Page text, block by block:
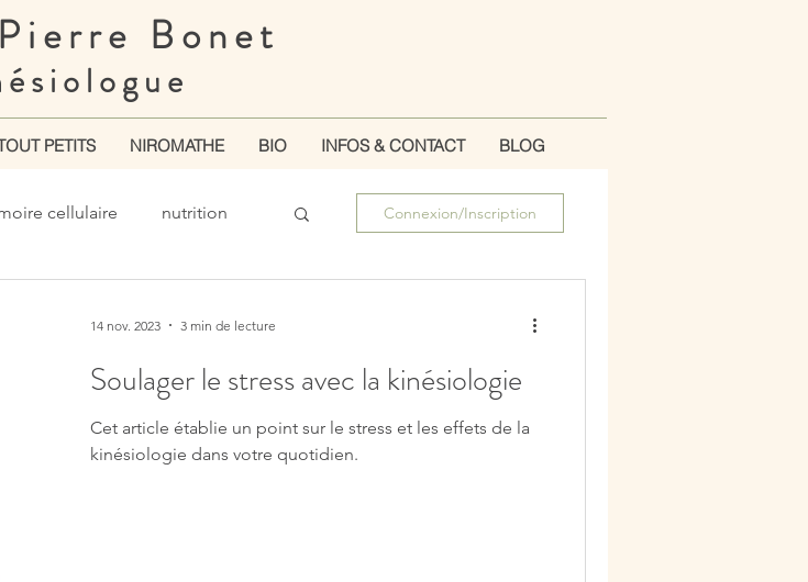
Bonet
PETITS NIROMATHE BIO INFOS & CONTACT BLOG
cellulaire nutrition
personnel stress
Connexion/Inscription
Soulager le stress avec la kinésiologie
Cet article établie un point sur le stress et les effets de la
kinésiologie dans votre quotidien.
14 nov. 2023 3 min de lecture